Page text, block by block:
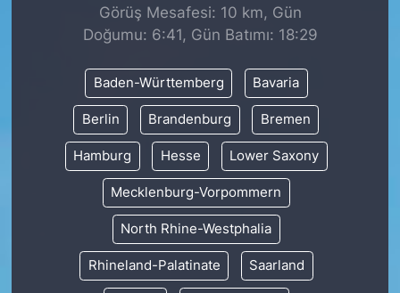
Görüş Mesafesi: 10 km, Gün
Doğumu: 6:41, Gün Batımı: 18:29
Baden-Württemberg Bavaria
Berlin Brandenburg Bremen
Hamburg Hesse Lower Saxony
Mecklenburg-Vorpommern
North Rhine-Westphalia
Rhineland-Palatinate Saarland